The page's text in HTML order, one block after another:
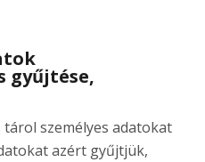
gyűjtése,
személyes adatokat
azért gyűjtjük,